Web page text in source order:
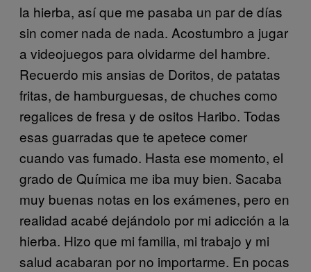
la hierba, así que me pasaba un par de días
sin comer nada de nada. Acostumbro a jugar
a videojuegos para olvidarme del hambre.
Recuerdo mis ansias de Doritos, de patatas
fritas, de hamburguesas, de chuches como
regalices de fresa y de ositos Haribo. Todas
esas guarradas que te apetece comer
cuando vas fumado. Hasta ese momento, el
grado de Química me iba muy bien. Sacaba
muy buenas notas en los exámenes, pero en
realidad acabé dejándolo por mi adicción a la
hierba. Hizo que mi familia, mi trabajo y mi
salud acabaran por no importarme. En pocas